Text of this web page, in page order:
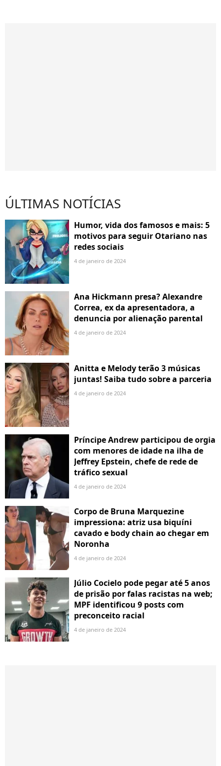
ÚLTIMAS NOTÍCIAS
Humor, vida dos famosos e mais: 5
motivos para seguir Otariano nas
redes sociais
4 de janeiro de 2024
Ana Hickmann presa? Alexandre
Correa, ex da apresentadora, a
denuncia por alienação parental
4 de janeiro de 2024
Anitta e Melody terão 3 músicas
juntas! Saiba tudo sobre a parceria
4 de janeiro de 2024
Príncipe Andrew participou de orgia
com menores de idade na ilha de
Jeffrey Epstein, chefe de rede de
tráfico sexual
4 de janeiro de 2024
Corpo de Bruna Marquezine
impressiona: atriz usa biquíni
cavado e body chain ao chegar em
Noronha
4 de janeiro de 2024
Júlio Cocielo pode pegar até 5 anos
de prisão por falas racistas na web;
MPF identificou 9 posts com
preconceito racial
4 de janeiro de 2024